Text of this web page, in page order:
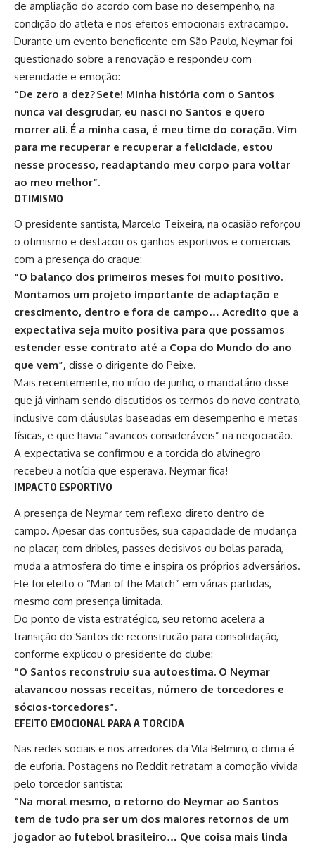
de ampliação do acordo com base no desempenho, na
condição do atleta e nos efeitos emocionais extracampo.
Durante um evento beneficente em São Paulo, Neymar foi
questionado sobre a renovação e respondeu com
serenidade e emoção:
“De zero a dez? Sete! Minha história com o Santos
nunca vai desgrudar, eu nasci no Santos e quero
morrer ali. É a minha casa, é meu time do coração. Vim
para me recuperar e recuperar a felicidade, estou
nesse processo, readaptando meu corpo para voltar
ao meu melhor”.
OTIMISMO
O presidente santista, Marcelo Teixeira, na ocasião reforçou
o otimismo e destacou os ganhos esportivos e comerciais
com a presença do craque:
“O balanço dos primeiros meses foi muito positivo.
Montamos um projeto importante de adaptação e
crescimento, dentro e fora de campo… Acredito que a
expectativa seja muito positiva para que possamos
estender esse contrato até a Copa do Mundo do ano
que vem”, disse o dirigente do Peixe.
Mais recentemente, no início de junho, o mandatário disse
que já vinham sendo discutidos os termos do novo contrato,
inclusive com cláusulas baseadas em desempenho e metas
físicas, e que havia “avanços consideráveis” na negociação.
A expectativa se confirmou e a torcida do alvinegro
recebeu a notícia que esperava. Neymar fica!
IMPACTO ESPORTIVO
A presença de Neymar tem reflexo direto dentro de
campo. Apesar das contusões, sua capacidade de mudança
no placar, com dribles, passes decisivos ou bolas parada,
muda a atmosfera do time e inspira os próprios adversários.
Ele foi eleito o “Man of the Match” em várias partidas,
mesmo com presença limitada.
Do ponto de vista estratégico, seu retorno acelera a
transição do Santos de reconstrução para consolidação,
conforme explicou o presidente do clube:
“O Santos reconstruiu sua autoestima. O Neymar
alavancou nossas receitas, número de torcedores e
sócios‑torcedores”.
EFEITO EMOCIONAL PARA A TORCIDA
Nas redes sociais e nos arredores da Vila Belmiro, o clima é
de euforia. Postagens no Reddit retratam a comoção vivida
pelo torcedor santista:
“Na moral mesmo, o retorno do Neymar ao Santos
tem de tudo pra ser um dos maiores retornos de um
jogador ao futebol brasileiro… Que coisa mais linda